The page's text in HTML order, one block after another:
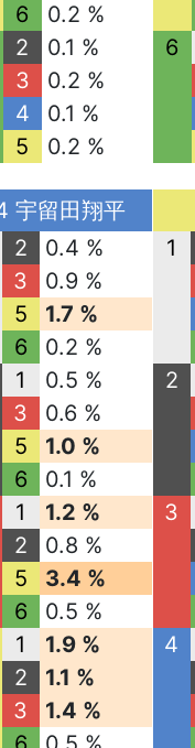
6
0.2 %
2
0.1 %
3
0.2 %
4
0.1 %
5
0.2 %
6
宇留田翔平
2
0.4 %
3
0.9 %
5
1.7 %
6
0.2 %
1
0.5 %
3
0.6 %
5
1.0 %
6
0.1 %
1
1.2 %
2
0.8 %
5
3.4 %
6
0.5 %
1
1.9 %
2
1.1 %
3
1.4 %
1
2
3
4